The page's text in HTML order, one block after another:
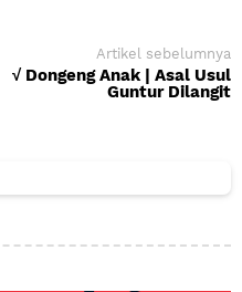
Artikel sebelumnya
√ Dongeng Anak | Asal Usul
Guntur Dilangit